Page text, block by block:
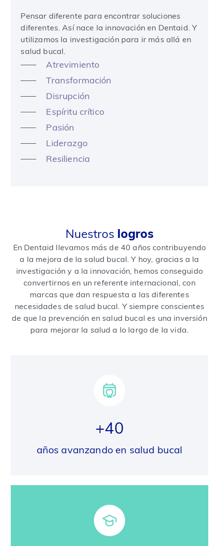
Pensar diferente para encontrar soluciones
diferentes. Así nace la innovación en Dentaid. Y
utilizamos la investigación para ir más allá en
salud bucal.
Atrevimiento
Transformación
Disrupción
Espíritu crítico
Pasión
Liderazgo
Resiliencia
Nuestros logros
En Dentaid llevamos más de 40 años contribuyendo
a la mejora de la salud bucal. Y hoy, gracias a la
investigación y a la innovación, hemos conseguido
convertirnos en un referente internacional, con
marcas que dan respuesta a las diferentes
necesidades de salud bucal. Y siempre conscientes
de que la prevención en salud bucal es una inversión
para mejorar la salud a lo largo de la vida.
+40
años avanzando en salud bucal